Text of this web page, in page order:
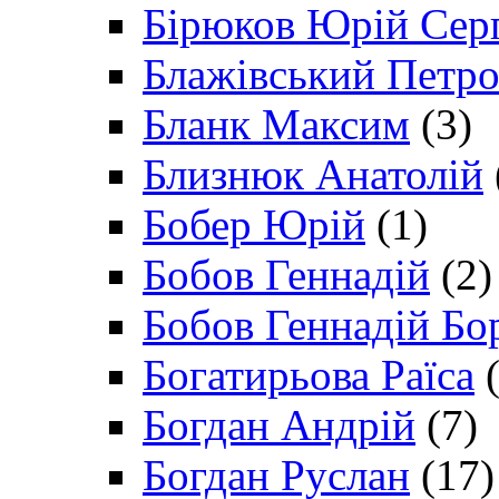
Бірюков Юрій
Блажівський Петро
Бланк Максим (3)
Близнюк Анатолій
Бобер Юрій (1)
Бобов Геннадій (2)
Бобов Геннадій
Богатирьова Раїса
Богдан Андрій (7)
Богдан Руслан (17)